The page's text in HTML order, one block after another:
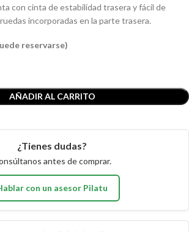
con cinta de estabilidad trasera y fácil de
incorporadas en la parte trasera.
reservarse)
AÑADIR AL CARRITO
¿Tienes dudas?
antes de comprar.
con un asesor Pilatu